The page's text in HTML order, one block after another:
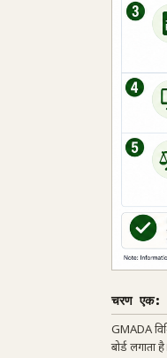
चरण एक:
GMADA
बोर्ड